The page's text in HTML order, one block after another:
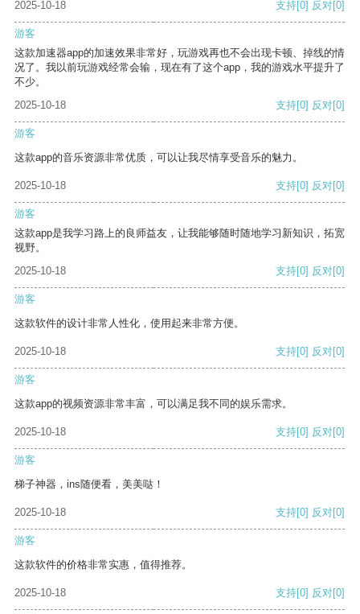
2025-10-18 支持[0] 反对[0]
游客
这款加速器app的加速效果非常好，玩游戏再也不会出现卡顿、掉线的情
况了。我以前玩游戏经常会输，现在有了这个app，我的游戏水平提升了
不少。
2025-10-18
支持[0] 反对[0]
游客
这款app的音乐资源非常优质，可以让我尽情享受音乐的魅力。
2025-10-18 支持[0] 反对[0]
游客
这款app是我学习路上的良师益友，让我能够随时随地学习新知识，拓宽
视野。
2025-10-18
支持[0] 反对[0]
游客
这款软件的设计非常人性化，使用起来非常方便。
2025-10-18 支持[0] 反对[0]
游客
这款app的视频资源非常丰富，可以满足我不同的娱乐需求。
2025-10-18 支持[0] 反对[0]
游客
梯子神器，ins随便看，美美哒！
2025-10-18 支持[0] 反对[0]
游客
这款软件的价格非常实惠，值得推荐。
2025-10-18 支持[0] 反对[0]